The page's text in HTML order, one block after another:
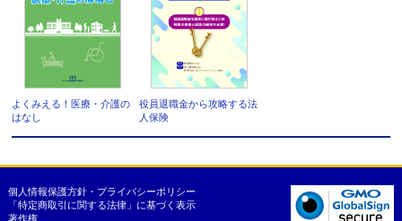
よくみえる！医療・介護の
はなし
役員退職金から攻略する法
人保険
個人情報保護方針・プライバシーポリシー
「特定商取引に関する法律」に基づく表示
著作権